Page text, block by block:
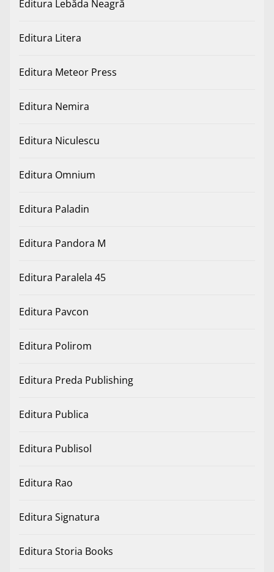
Editura Lebăda Neagră
Editura Litera
Editura Meteor Press
Editura Nemira
Editura Niculescu
Editura Omnium
Editura Paladin
Editura Pandora M
Editura Paralela 45
Editura Pavcon
Editura Polirom
Editura Preda Publishing
Editura Publica
Editura Publisol
Editura Rao
Editura Signatura
Editura Storia Books